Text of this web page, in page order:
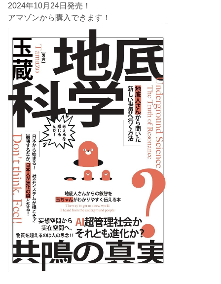
2024年10月24日発売！
アマゾンから購入できます！